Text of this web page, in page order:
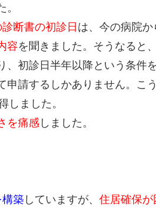
。
断書の初診日 は、今の病院
容を聞きました。そうなると
、初診日半年以降という条件
請するしかありません。こ
しました。
を痛感 しました。
築 していますが、 住居確保が